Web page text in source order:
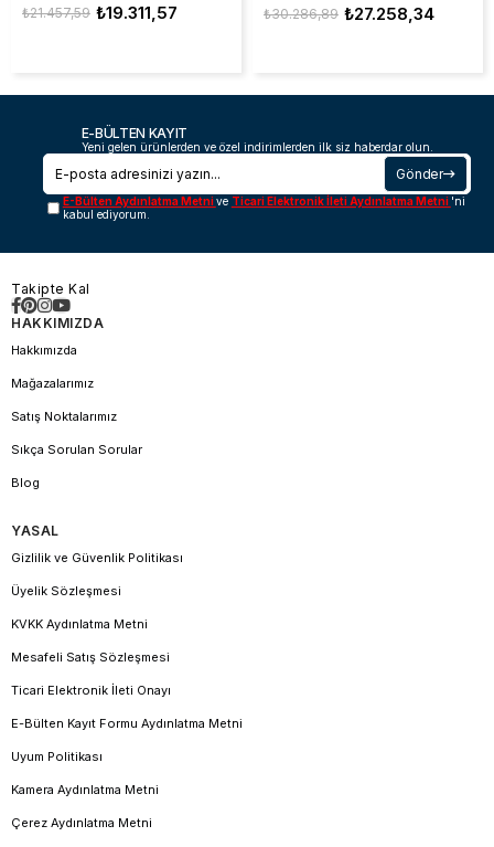
₺19.311,57
₺21.457,59 ₺27.258,34
₺30.286,89
E-BÜLTEN KAYIT
Yeni gelen ürünlerden ve özel indirimlerden ilk siz haberdar olun.
Gönder
E-Bülten Aydınlatma Metnive Ticari Elektronik İleti Aydınlatma Metni 'ni
kabul ediyorum.
Takipte Kal
HAKKIMIZDA
Hakkımızda
Mağazalarımız
Satış Noktalarımız
Sıkça Sorulan Sorular
Blog
YASAL
Gizlilik ve Güvenlik Politikası
Üyelik Sözleşmesi
KVKK Aydınlatma Metni
Mesafeli Satış Sözleşmesi
Ticari Elektronik İleti Onayı
E-Bülten Kayıt Formu Aydınlatma Metni
Uyum Politikası
Kamera Aydınlatma Metni
Çerez Aydınlatma Metni